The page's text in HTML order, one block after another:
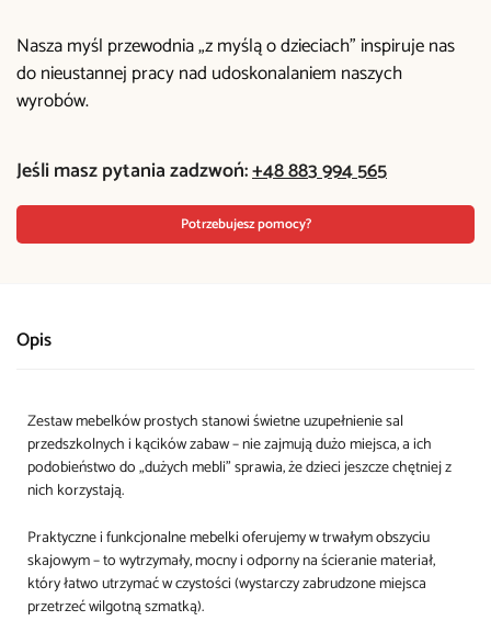
Nasza myśl przewodnia „z myślą o dzieciach” inspiruje nas
do nieustannej pracy nad udoskonalaniem naszych
wyrobów.
Jeśli masz pytania zadzwoń:+48 883 994 565
Potrzebujesz pomocy?
Opis
Zestaw mebelków prostych stanowi świetne uzupełnienie sal
przedszkolnych i kącików zabaw – nie zajmują dużo miejsca, a ich
podobieństwo do „dużych mebli” sprawia, że dzieci jeszcze chętniej z
nich korzystają.
Praktyczne i funkcjonalne mebelki oferujemy w trwałym obszyciu
skajowym – to wytrzymały, mocny i odporny na ścieranie materiał,
który łatwo utrzymać w czystości (wystarczy zabrudzone miejsca
przetrzeć wilgotną szmatką).